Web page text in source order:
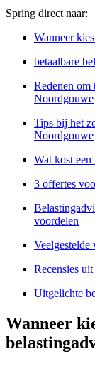
Spring direct naar:
Wanneer
betaalbare
Redenen om
Noordgouwe
Tips bij het
Noordgouwe
Wat kost
3 offertes
voordelen
Recensies
Uitgelichte
Wanneer